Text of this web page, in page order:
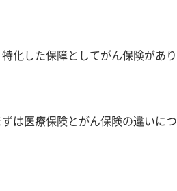
化した保障としてがん保険があり
は医療保険とがん保険の違いにつ